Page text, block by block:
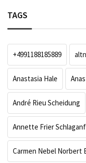
TAGS
+4991188185889
Anastasia Hale
André Rieu Scheidung
Annette Frier
Carmen Nebel Norbert